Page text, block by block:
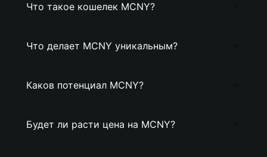
Что такое кошелек MCNY?
Что делает MCNY уникальным?
Каков потенциал MCNY?
Будет ли расти цена на MCNY?